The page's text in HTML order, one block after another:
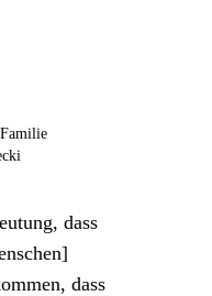
dass
dass